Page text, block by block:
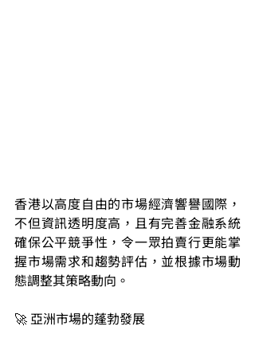
香港以高度自由的市場經濟響譽國際，
不但資訊透明度高，且有完善金融系統
確保公平競爭性，令一眾拍賣行更能掌
握市場需求和趨勢評估，並根據市場動
態調整其策略動向。
🚀 亞洲市場的蓬勃發展